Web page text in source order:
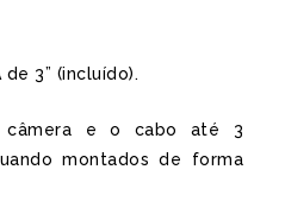
de 3” (incluído).
câmera e o cabo até 3
montados de forma